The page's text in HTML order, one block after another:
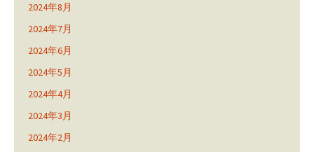
2024年8月
2024年7月
2024年6月
2024年5月
2024年4月
2024年3月
2024年2月